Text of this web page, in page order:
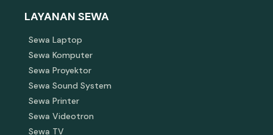
LAYANAN SEWA
Sewa Laptop
Sewa Komputer
Sewa Proyektor
Sewa Sound System
Sewa Printer
Sewa Videotron
Sewa TV